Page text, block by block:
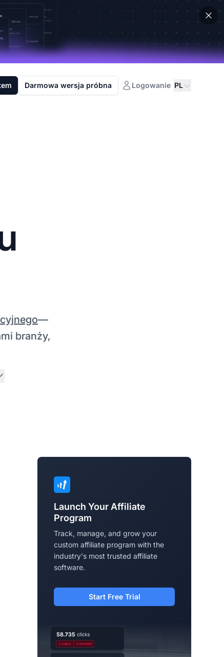
Darmowa wersja próbna Logowanie PL
—
branży,
Launch Your Affiliate
Program
Track, manage, and grow your
custom affiliate program with the
industry's most trusted affiliate
software.
Start Free Trial